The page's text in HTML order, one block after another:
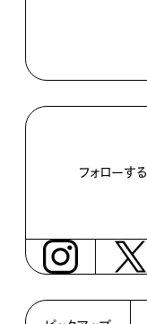
フォローする